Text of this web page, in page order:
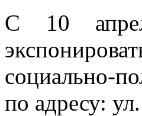
С 10
социально-
по адресу: